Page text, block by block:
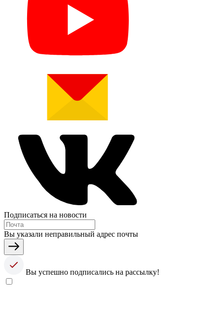
Подписаться на новости
Вы указали неправильный адрес почты
Вы успешно подписались на рассылку!